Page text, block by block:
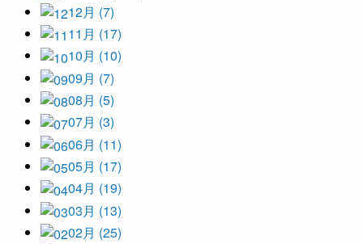
12月 (7)
11月 (17)
10月 (10)
09月 (7)
08月 (5)
07月 (3)
06月 (11)
05月 (17)
04月 (19)
03月 (13)
02月 (25)